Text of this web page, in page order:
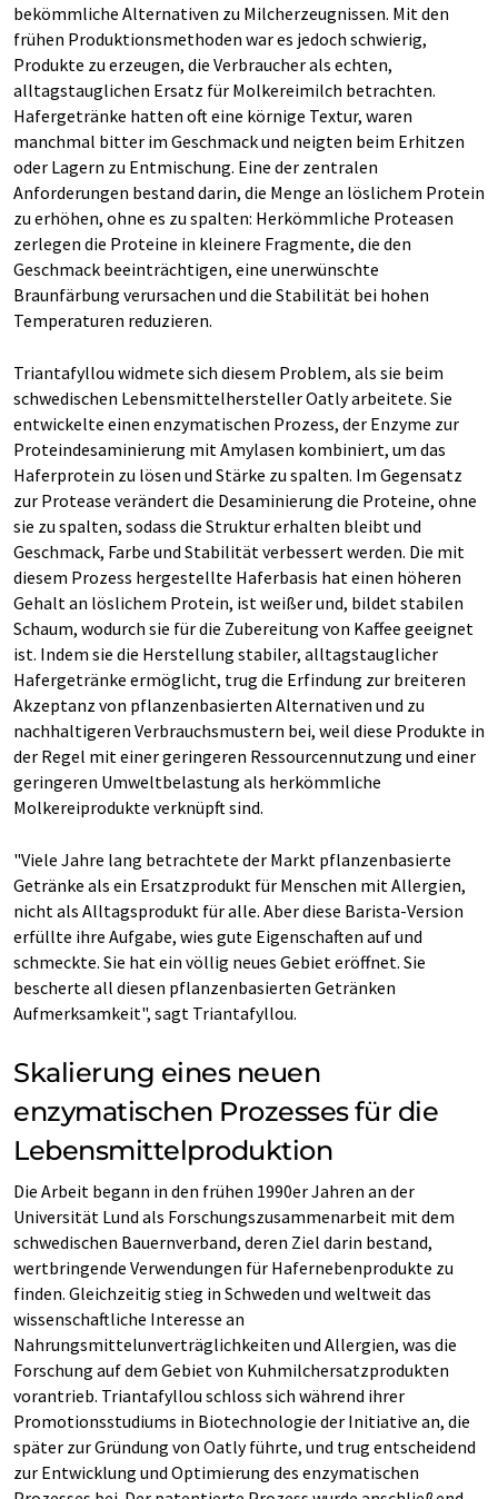
bekömmliche Alternativen zu Milcherzeugnissen. Mit den
frühen Produktionsmethoden war es jedoch schwierig,
Produkte zu erzeugen, die Verbraucher als echten,
alltagstauglichen Ersatz für Molkereimilch betrachten.
Hafergetränke hatten oft eine körnige Textur, waren
manchmal bitter im Geschmack und neigten beim Erhitzen
oder Lagern zu Entmischung. Eine der zentralen
Anforderungen bestand darin, die Menge an löslichem Protein
zu erhöhen, ohne es zu spalten: Herkömmliche Proteasen
zerlegen die Proteine in kleinere Fragmente, die den
Geschmack beeinträchtigen, eine unerwünschte
Braunfärbung verursachen und die Stabilität bei hohen
Temperaturen reduzieren.
Triantafyllou widmete sich diesem Problem, als sie beim
schwedischen Lebensmittelhersteller Oatly arbeitete. Sie
entwickelte einen enzymatischen Prozess, der Enzyme zur
Proteindesaminierung mit Amylasen kombiniert, um das
Haferprotein zu lösen und Stärke zu spalten. Im Gegensatz
zur Protease verändert die Desaminierung die Proteine, ohne
sie zu spalten, sodass die Struktur erhalten bleibt und
Geschmack, Farbe und Stabilität verbessert werden. Die mit
diesem Prozess hergestellte Haferbasis hat einen höheren
Gehalt an löslichem Protein, ist weißer und, bildet stabilen
Schaum, wodurch sie für die Zubereitung von Kaffee geeignet
ist. Indem sie die Herstellung stabiler, alltagstauglicher
Hafergetränke ermöglicht, trug die Erfindung zur breiteren
Akzeptanz von pflanzenbasierten Alternativen und zu
nachhaltigeren Verbrauchsmustern bei, weil diese Produkte in
der Regel mit einer geringeren Ressourcennutzung und einer
geringeren Umweltbelastung als herkömmliche
Molkereiprodukte verknüpft sind.
"Viele Jahre lang betrachtete der Markt pflanzenbasierte
Getränke als ein Ersatzprodukt für Menschen mit Allergien,
nicht als Alltagsprodukt für alle. Aber diese Barista-Version
erfüllte ihre Aufgabe, wies gute Eigenschaften auf und
schmeckte. Sie hat ein völlig neues Gebiet eröffnet. Sie
bescherte all diesen pflanzenbasierten Getränken
Aufmerksamkeit", sagt Triantafyllou.
Skalierung eines neuen
enzymatischen Prozesses für die
Lebensmittelproduktion
Die Arbeit begann in den frühen 1990er Jahren an der
Universität Lund als Forschungszusammenarbeit mit dem
schwedischen Bauernverband, deren Ziel darin bestand,
wertbringende Verwendungen für Hafernebenprodukte zu
finden. Gleichzeitig stieg in Schweden und weltweit das
wissenschaftliche Interesse an
Nahrungsmittelunverträglichkeiten und Allergien, was die
Forschung auf dem Gebiet von Kuhmilchersatzprodukten
vorantrieb. Triantafyllou schloss sich während ihrer
Promotionsstudiums in Biotechnologie der Initiative an, die
später zur Gründung von Oatly führte, und trug entscheidend
zur Entwicklung und Optimierung des enzymatischen